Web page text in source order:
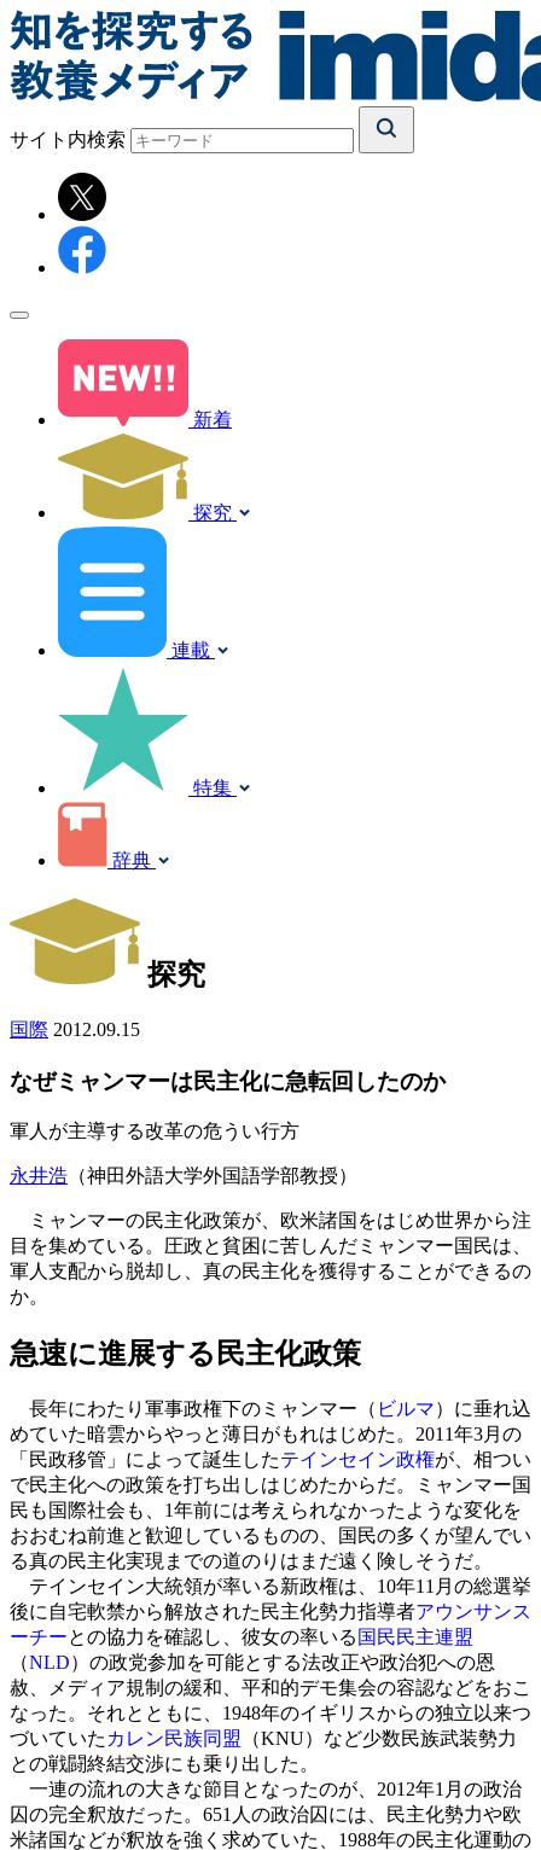
サイト内検索
新着
探究
連載
特集
辞典
探究
国際 2012.09.15
なぜミャンマーは民主化に急転回したのか
軍人が主導する改革の危うい行方
永井浩 （神田外語大学外国語学部教授）
ミャンマーの民主化政策が、欧米諸国をはじめ世界から注
目を集めている。圧政と貧困に苦しんだミャンマー国民は、
軍人支配から脱却し、真の民主化を獲得することができるの
か。
急速に進展する民主化政策
長年にわたり軍事政権下のミャンマー（ ビルマ）に垂れ込
めていた暗雲からやっと薄日がもれはじめた。2011年3月の
「民政移管」によって誕生したテインセイン政権が、相つい
で民主化への政策を打ち出しはじめたからだ。ミャンマー国
民も国際社会も、1年前には考えられなかったような変化を
おおむね前進と歓迎しているものの、国民の多くが望んでい
る真の民主化実現までの道のりはまだ遠く険しそうだ。
テインセイン大統領が率いる新政権は、10年11月の総選挙
後に自宅軟禁から解放された民主化勢力指導者アウンサンス
ーチーとの協力を確認し、彼女の率いる 国民民主連盟
（NLD）の政党参加を可能とする法改正や政治犯への恩
赦、メディア規制の緩和、平和的デモ集会の容認などをおこ
なった。それとともに、1948年のイギリスからの独立以来つ
づいていた カレン民族同盟 （KNU）など少数民族武装勢力
との戦闘終結交渉にも乗り出した。
一連の流れの大きな節目となったのが、2012年1月の政治
囚の完全釈放だった。651人の政治囚には、民主化勢力や欧
米諸国などが釈放を強く求めていた、1988年の民主化運動の